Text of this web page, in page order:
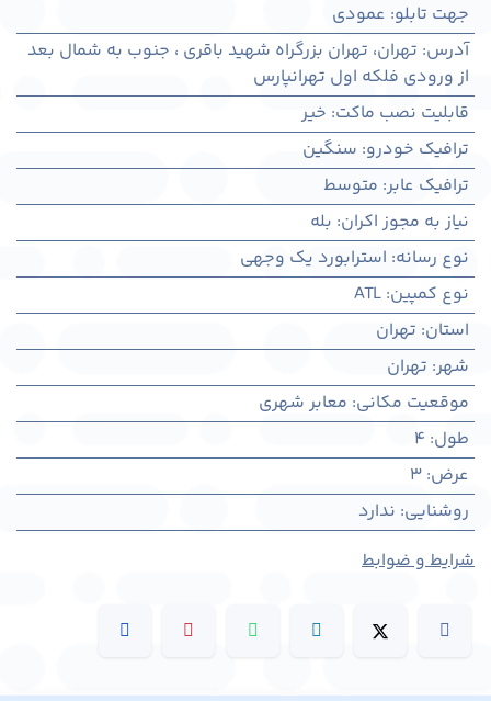
جهت تابلو: عمودی
آدرس: تهران، تهران بزرگراه شهید باقری ، جنوب به شمال بعد
از ورودی فلکه اول تهرانپارس
قابلیت نصب ماکت: خیر
ترافیک خودرو: سنگین
ترافیک عابر: متوسط
نیاز به مجوز اکران: بله
نوع رسانه: استرابورد یک وجهی
نوع کمپین:
ATL
استان: تهران
شهر: تهران
موقعیت مکانی: معابر شهری
طول:
4
عرض:
3
روشنایی: ندارد
شرایط و ضوابط